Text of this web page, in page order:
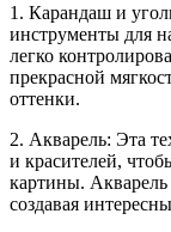
1. Карандаш и
инструменты для
легко
прекрасной
оттенки.
2. Акварель: Эта
и красителей,
картины. Акварель
создавая